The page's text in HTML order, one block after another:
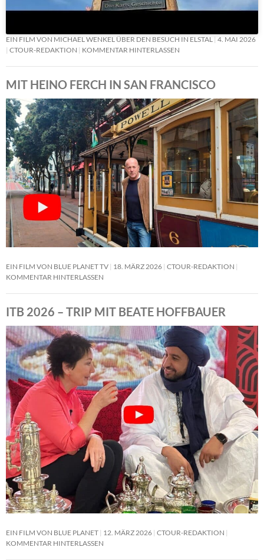
EIN FILM VON MICHAEL WENKEL ÜBER DEN BESUCH IN ELSTAL
4. MAI 2026
CTOUR-REDAKTION
KOMMENTAR HINTERLASSEN
MIT HEINO FERCH IN SAN FRANCISCO
EIN FILM VON BLUE PLANET TV 18. MÄRZ 2026 CTOUR-REDAKTION
KOMMENTAR HINTERLASSEN
ITB 2026 – TRIP MIT BEATE HOFFBAUER
EIN FILM VON BLUE PLANET 12. MÄRZ 2026 CTOUR-REDAKTION
KOMMENTAR HINTERLASSEN